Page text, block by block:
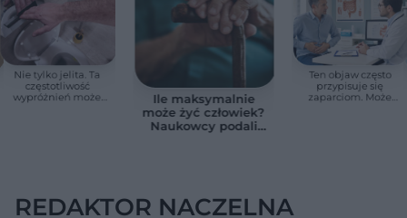
Nie tylko jelita. Ta
częstotliwość
wypróżnień może
Ile maksymalnie
może żyć człowiek?
Naukowcy podali
Ten objaw często
przypisuje się
zaparciom. Może
REDAKTOR NACZELNA